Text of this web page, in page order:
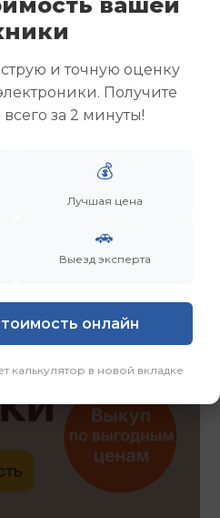
(б/у)
дисков
еще
и точную оценку
Получите
за 2 минуты!
💰
Лучшая цена
🚗
Выезд эксперта
онлайн
калькулятор в новой вкладке